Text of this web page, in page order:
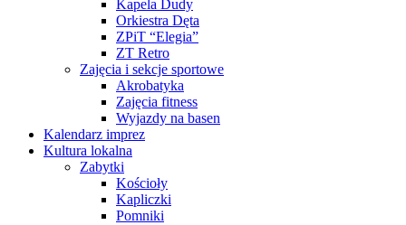
Kapela Dudy
Orkiestra Dęta
ZPiT “Elegia”
ZT Retro
Zajęcia i sekcje sportowe
Akrobatyka
Zajęcia fitness
Wyjazdy na basen
Kalendarz imprez
Kultura lokalna
Zabytki
Kościoły
Kapliczki
Pomniki